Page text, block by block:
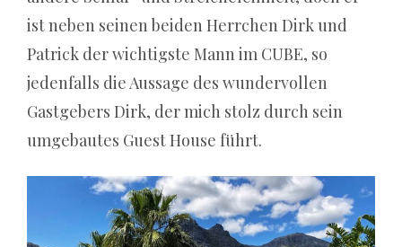
erhalten
Sie
Freispielpakete
für
ist neben seinen beiden Herrchen Dirk und
Patrick der wichtigste Mann im CUBE, so
jedenfalls die Aussage des wundervollen
Gastgebers Dirk, der mich stolz durch sein
umgebautes Guest House führt.